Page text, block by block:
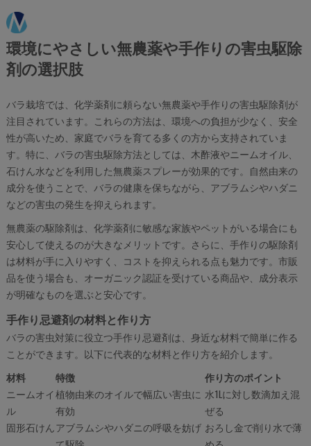
環境にやさしい無農薬や手作りの害虫駆除
剤の選択肢
バラ栽培では、化学薬剤に頼らない無農薬や手作りの害虫駆除剤が
注目されています。これらの方法は、環境への負担が少なく、安全
性が高いため、家庭でバラを育てる多くの方から支持されていま
す。特に、バラの害虫駆除方法としては、木酢液やニームオイル、
石けん水などを利用した無農薬スプレーが効果的です。自然由来の
成分を使うことで、バラの健康を保ちながら、アブラムシやハダニ
などの害虫の発生を抑えられます。
無農薬の駆除剤は、化学薬剤に敏感な家族やペットがいる場合にも
安心して使えるのが大きなメリットです。さらに、手作りの駆除剤
は材料が手に入りやすく、コストを抑えられる点も魅力です。市販
品を使う場合も、オーガニック認証を受けている商品や、成分表示
が明確なものを選ぶと安心です。
手作り忌避剤の材料と作り方
バラの害虫対策に役立つ手作り忌避剤は、身近な材料で簡単に作る
ことができます。以下に代表的な材料と作り方を紹介します。
材料
特徴
作り方のポイント
ニームオイ
ル
植物由来のオイルで幅広い害虫に
有効
水1Lに対し数滴加え混
ぜる
固形石けんアブラムシやハダニの呼吸を妨げ おろし金で削り水で薄